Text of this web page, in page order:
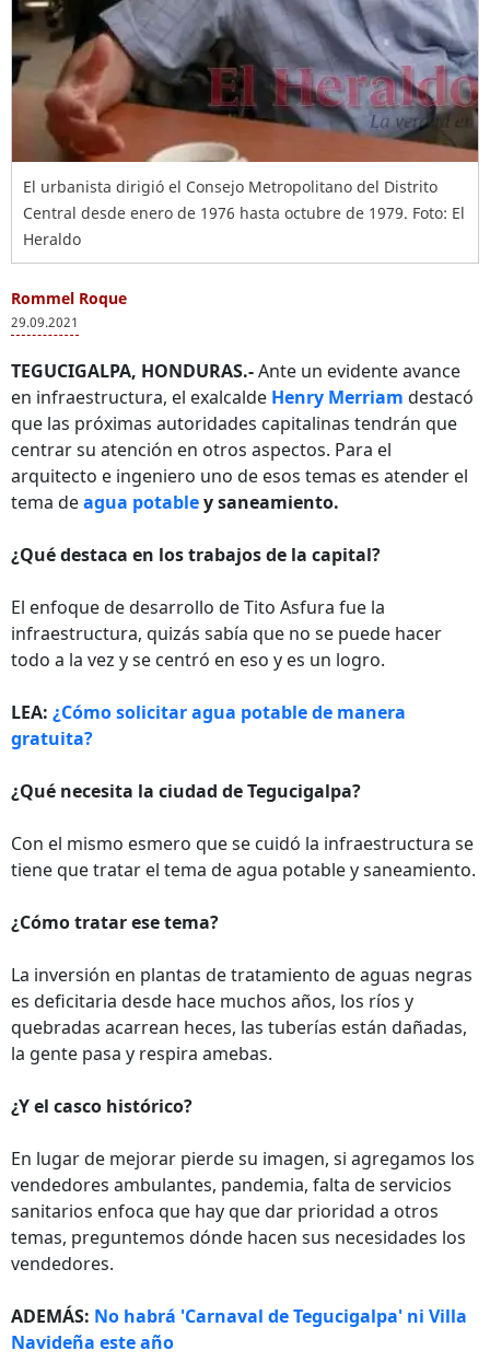
El urbanista dirigió el Consejo Metropolitano del Distrito
Central desde enero de 1976 hasta octubre de 1979. Foto: El
Heraldo
Rommel Roque
29.09.2021
TEGUCIGALPA, HONDURAS.-Ante un evidente avance
en infraestructura, el exalcalde Henry Merriam destacó
que las próximas autoridades capitalinas tendrán que
centrar su atención en otros aspectos. Para el
arquitecto e ingeniero uno de esos temas es atender el
tema deagua potabley saneamiento.
¿Qué destaca en los trabajos de la capital?
El enfoque de desarrollo de Tito Asfura fue la
infraestructura, quizás sabía que no se puede hacer
todo a la vez y se centró en eso y es un logro.
LEA: ¿Cómo solicitar agua potable de manera
gratuita?
¿Qué necesita la ciudad de Tegucigalpa?
Con el mismo esmero que se cuidó la infraestructura se
tiene que tratar el tema de agua potable y saneamiento.
¿Cómo tratar ese tema?
La inversión en plantas de tratamiento de aguas negras
es deficitaria desde hace muchos años, los ríos y
quebradas acarrean heces, las tuberías están dañadas,
la gente pasa y respira amebas.
¿Y el casco histórico?
En lugar de mejorar pierde su imagen, si agregamos los
vendedores ambulantes, pandemia, falta de servicios
sanitarios enfoca que hay que dar prioridad a otros
temas, preguntemos dónde hacen sus necesidades los
vendedores.
ADEMÁS: No habrá 'Carnaval de Tegucigalpa' ni Villa
Navideña este año